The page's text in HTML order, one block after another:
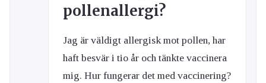
pollenallergi?
Jag är väldigt allergisk mot pollen, har
haft besvär i tio år och tänkte vaccinera
mig. Hur fungerar det med vaccinering?